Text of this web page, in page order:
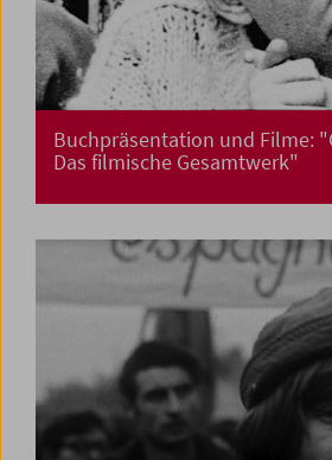
Buchpräsentation und Filme:
Das filmische Gesamtwerk"